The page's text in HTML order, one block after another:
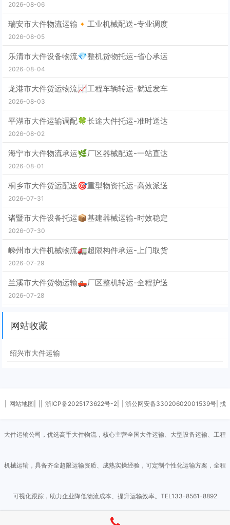
2026-08-06
瑞安市大件物流运输🔸工业机械配送-专业调度
2026-08-05
乐清市大件设备物流💎整机货物托运-省心承运
2026-08-04
龙港市大件货运物流📈工程车辆转运-就近发车
2026-08-03
平湖市大件运输调配🍀长途大件托运-准时送达
2026-08-02
海宁市大件物流承运🌿厂区器械配送-一站直达
2026-08-01
桐乡市大件货运配送🎯重型物资托运-高效派送
2026-07-31
诸暨市大件设备托运📦基建器械运输-时效稳定
2026-07-30
嵊州市大件机械物流🚛超限构件承运-上门取货
2026-07-29
兰溪市大件货物运输🛻厂区整机转运-全程护送
2026-07-28
网站收藏
绍兴市大件运输
网站地图| 浙ICP备2025173622号-2| | 浙公网安备33020602001539号| 找
大件运输公司，优选高手大件物流，核心主营全国大件运输、大型设备运输、工程
机械运输，具备齐全超限运输资质、成熟实操经验，可定制个性化运输方案，全程
可视化跟踪，助力企业降低物流成本、提升运输效率。TEL133-8561-8892